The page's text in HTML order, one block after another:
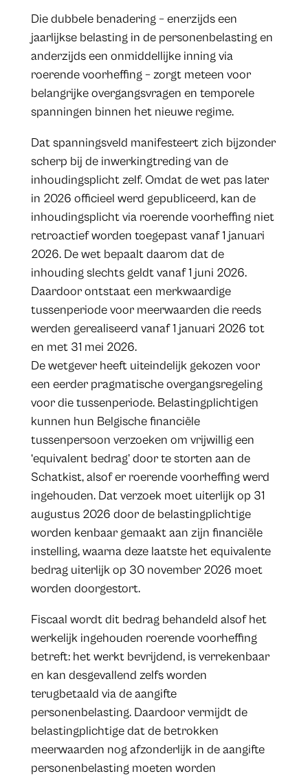
Die dubbele benadering – enerzijds een
jaarlijkse belasting in de personenbelasting en
anderzijds een onmiddellijke inning via
roerende voorheffing – zorgt meteen voor
belangrijke overgangsvragen en temporele
spanningen binnen het nieuwe regime.
Dat spanningsveld manifesteert zich bijzonder
scherp bij de inwerkingtreding van de
inhoudingsplicht zelf. Omdat de wet pas later
in 2026 officieel werd gepubliceerd, kan de
inhoudingsplicht via roerende voorheffing niet
retroactief worden toegepast vanaf 1 januari
2026. De wet bepaalt daarom dat de
inhouding slechts geldt vanaf 1 juni 2026.
Daardoor ontstaat een merkwaardige
tussenperiode voor meerwaarden die reeds
werden gerealiseerd vanaf 1 januari 2026 tot
en met 31 mei 2026.
De wetgever heeft uiteindelijk gekozen voor
een eerder pragmatische overgangsregeling
voor die tussenperiode. Belastingplichtigen
kunnen hun Belgische financiële
tussenpersoon verzoeken om vrijwillig een
‘equivalent bedrag’ door te storten aan de
Schatkist, alsof er roerende voorheffing werd
ingehouden. Dat verzoek moet uiterlijk op 31
augustus 2026 door de belastingplichtige
worden kenbaar gemaakt aan zijn financiële
instelling, waarna deze laatste het equivalente
bedrag uiterlijk op 30 november 2026 moet
worden doorgestort.
Fiscaal wordt dit bedrag behandeld alsof het
werkelijk ingehouden roerende voorheffing
betreft: het werkt bevrijdend, is verrekenbaar
en kan desgevallend zelfs worden
terugbetaald via de aangifte
personenbelasting. Daardoor vermijdt de
belastingplichtige dat de betrokken
meerwaarden nog afzonderlijk in de aangifte
personenbelasting moeten worden